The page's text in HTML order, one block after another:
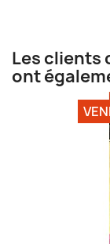
Les clients
ont